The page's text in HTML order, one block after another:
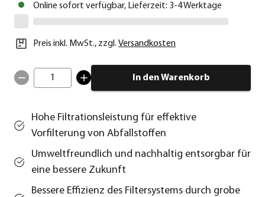
Online sofort verfügbar, Lieferzeit: 3-4 Werktage
Preis inkl. MwSt., zzgl. Versandkosten
1 In den Warenkorb
Hohe Filtrationsleistung für effektive
Vorfilterung von Abfallstoffen
Umweltfreundlich und nachhaltig entsorgbar für
eine bessere Zukunft
Bessere Effizienz des Filtersystems durch grobe